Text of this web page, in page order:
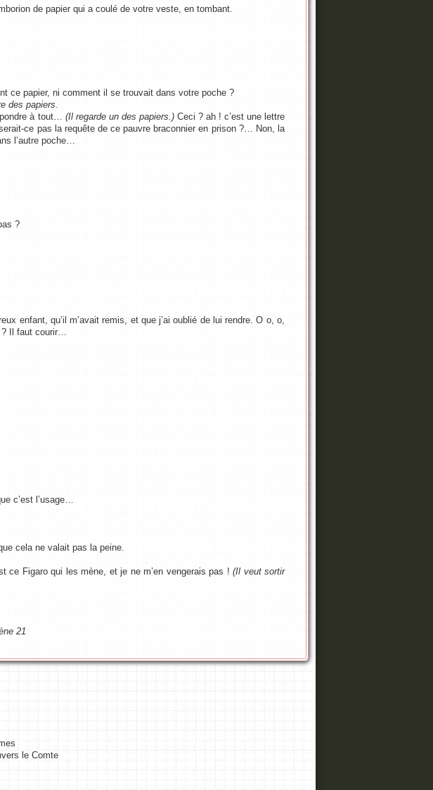
de papier qui a coulé de votre veste, en tombant.
ce papier, ni comment il se trouvait dans votre poche ?
des papiers.
à tout… (Il regarde un des papiers.)Ceci ? ah ! c’est une lettre
ce pas la requête de ce pauvre braconnier en prison ?… Non, la
l’autre poche…
?
enfant, qu’il m’avait remis, et que j’ai oublié de lui rendre. O o, o,
Il faut courir…
c’est l’usage…
cela ne valait pas la peine.
ce Figaro qui les mène, et je ne m’en vengerais pas ! (Il veut sortir
21
le Comte